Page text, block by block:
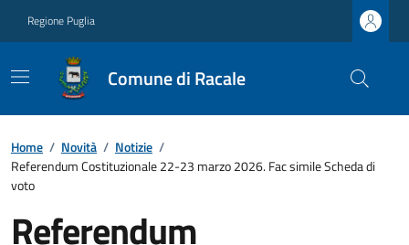
Regione Puglia
Comune di Racale
Home / Novità / Notizie /
Referendum Costituzionale 22-23 marzo 2026. Fac simile Scheda di
voto
Referendum